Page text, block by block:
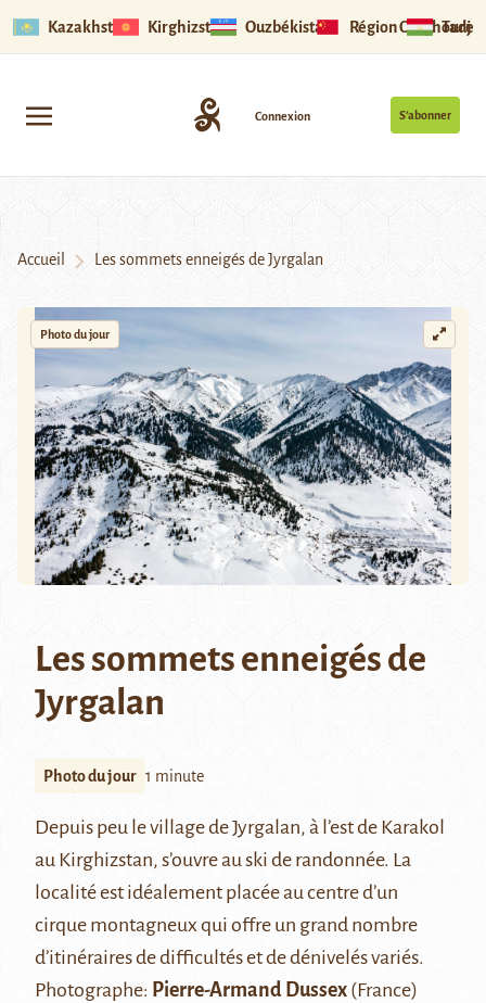
Kazakhstan Kirghizstan Ouzbékistan Région Ouïghoure
S’abonner
Connexion
Accueil Les sommets enneigés de Jyrgalan
Photo du jour
Les sommets enneigés de
Jyrgalan
Photo du jour 1 minute
Depuis peu le village de Jyrgalan, à l’est de Karakol
au Kirghizstan, s’ouvre au ski de randonnée. La
localité est idéalement placée au centre d’un
cirque montagneux qui offre un grand nombre
d’itinéraires de difficultés et de dénivelés variés.
Photographe: Pierre-Armand Dussex (France)